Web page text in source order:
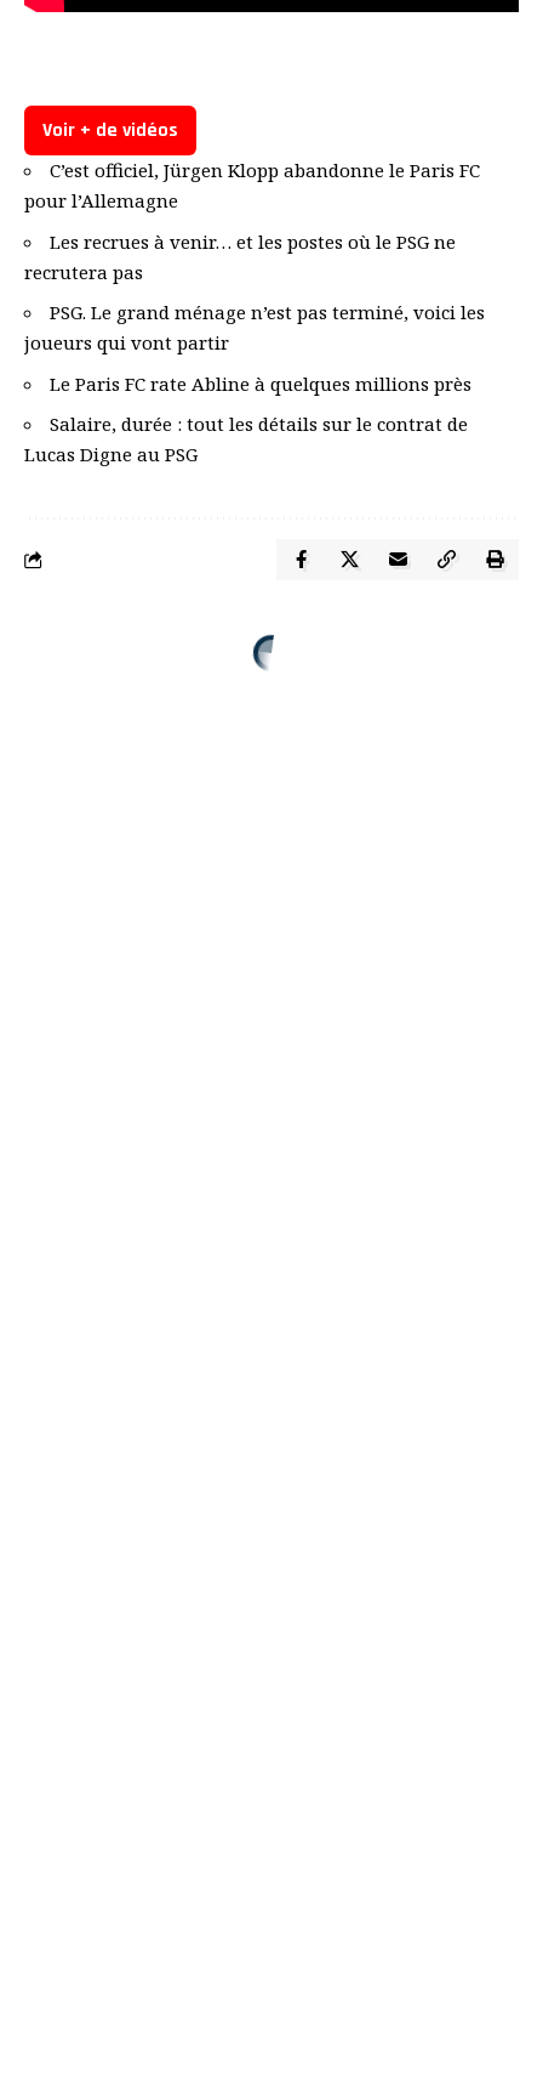
Voir + de vidéos
C’est officiel, Jürgen Klopp abandonne le Paris FC
pour l’Allemagne
Les recrues à venir… et les postes où le PSG ne
recrutera pas
PSG. Le grand ménage n’est pas terminé, voici les
joueurs qui vont partir
Le Paris FC rate Abline à quelques millions près
Salaire, durée : tout les détails sur le contrat de
Lucas Digne au PSG